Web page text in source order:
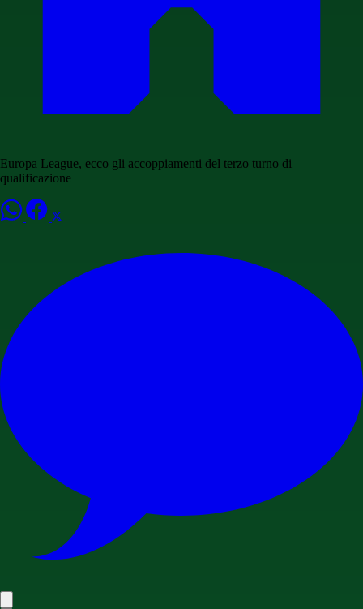
Europa League, ecco gli accoppiamenti del terzo turno di
qualificazione